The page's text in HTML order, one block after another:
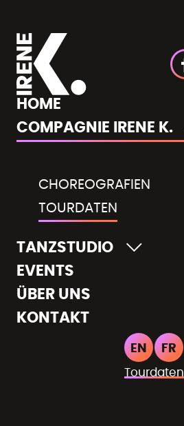
HOME
COMPAGNIE IRENE K.
CHOREOGRAFIEN
TOURDATEN
TANZSTUDIO
EVENTS
ÜBER UNS
KONTAKT
EN FR
Tourdaten